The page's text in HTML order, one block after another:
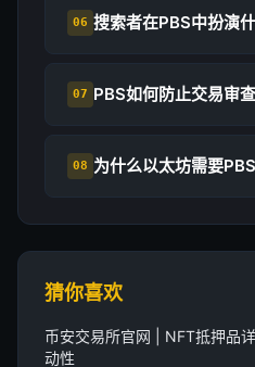
06 搜索者在PBS中扮演
07 PBS如何防止交易审查
08 为什么以太坊需要PBS
猜你喜欢
币安交易所官网 | NFT抵押品
动性